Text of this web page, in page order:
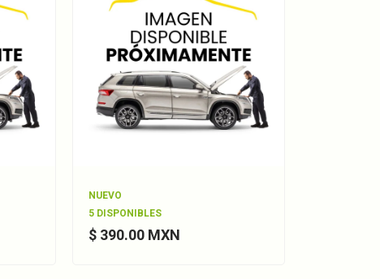
NUEVO
5 DISPONIBLES
$ 390.00 MXN